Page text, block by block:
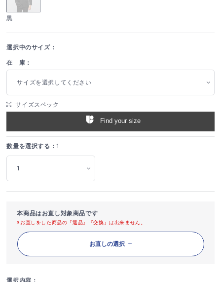
黒
選択中のサイズ：
在 庫：
サイズを選択してください
サイズスペック
Find your size
数量を選択する： 1
本商品はお直し対象商品です
※お直しをした商品の『返品』『交換』は出来ません。
お直しの選択
選択内容：